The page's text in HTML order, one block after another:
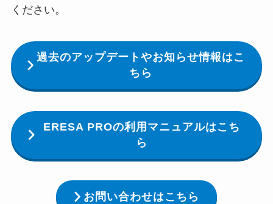
ください。
過去のアップデートやお知らせ情報はこ
ちら
ERESA PROの利用マニュアルはこち
ら
お問い合わせはこちら